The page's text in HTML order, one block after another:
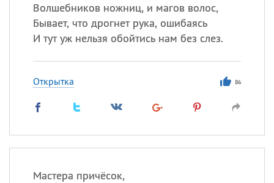
Волшебников ножниц, и магов волос,
Бывает, что дрогнет рука, ошибаясь
И тут уж нельзя обойтись нам без слез.
Открытка 86
Мастера причёсок,